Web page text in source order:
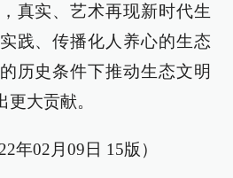
真实、艺术再现新时代生
践、传播化人养心的生态
历史条件下推动生态文明
大贡献。
年02月09日 15版）